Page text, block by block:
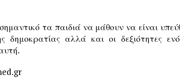
σημαντικό τα παιδιά να μάθουν να είναι
δημοκρατίας αλλά και οι δεξιότητες